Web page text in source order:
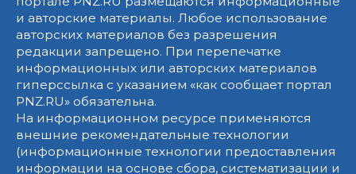
и авторские материалы. Любое использование
авторских материалов без разрешения
редакции запрещено. При перепечатке
информационных или авторских материалов
гиперссылка с указанием «как сообщает портал
PNZ.RU» обязательна.
На информационном ресурсе применяются
внешние рекомендательные технологии
(информационные технологии предоставления
информации на основе сбора, систематизации и